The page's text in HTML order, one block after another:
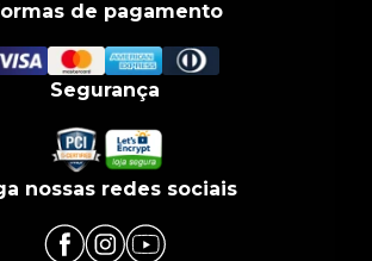
de pagamento
Segurança
nossas redes sociais